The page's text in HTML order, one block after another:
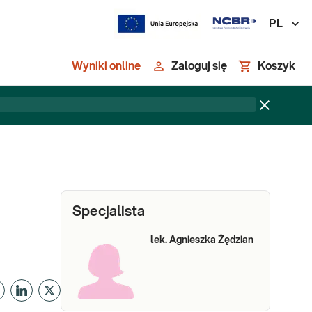
PL
Wyniki online Zaloguj się Koszyk
Specjalista
lek. Agnieszka Żędzian